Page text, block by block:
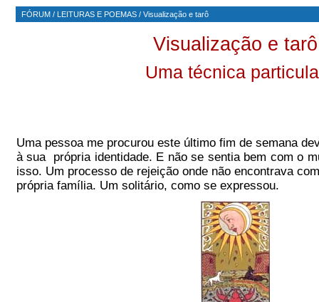
FÓRUM/ LEITURAS E POEMAS/ Visualização e tarô
Visualização e tarô
Uma técnica
Uma pessoa me procurou este último fim de semana
à sua própria identidade. E não se sentia bem com o
isso. Um processo de rejeição onde não encontrava
própria família. Um solitário, como se expressou.